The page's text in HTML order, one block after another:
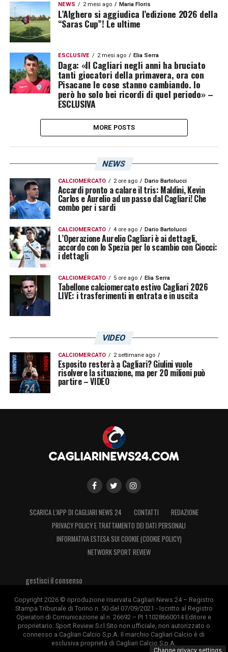
NEWS 2 mesi ago Maria Floris
L’Alghero si aggiudica l’edizione 2026 della
“Saras Cup”! Le ultime
ESCLUSIVE 2 mesi ago Elia Serra
Daga: «Il Cagliari negli anni ha bruciato
tanti giocatori della primavera, ora con
Pisacane le cose stanno cambiando. Io
però ho solo bei ricordi di quel periodo» –
ESCLUSIVA
MORE POSTS
NEWS
CALCIOMERCATO 2 ore ago Dario Bartolucci
Accardi pronto a calare il tris: Maldini, Kevin
Carlos e Aurelio ad un passo dal Cagliari! Che
combo per i sardi
CALCIOMERCATO 4 ore ago Dario Bartolucci
L’Operazione Aurelio Cagliari è ai dettagli,
accordo con lo Spezia per lo scambio con Ciocci:
i dettagli
CALCIOMERCATO 5 ore ago Elia Serra
Tabellone calciomercato estivo Cagliari 2026
LIVE: i trasferimenti in entrata e in uscita
VIDEO
CALCIOMERCATO 2 settimane ago
Esposito resterà a Cagliari? Giulini vuole
risolvere la situazione, ma per 20 milioni può
partire – VIDEO
SCARICA L’APP DI CAGLIARI NEWS 24 CONTATTI
REDAZIONE
PRIVACY POLICY E TRATTAMENTO DEI DATI PERSONALI
INFORMATIVA ESTESA SUI COOKIE (COOKIE POLICY)
NETWORK SPORT REVIEW
gestisci il consenso
Copyright 2026 © riproduzione riservata Cagliari News 24 – Registro
Stampa Tribunale di Torino n. 50 del 07/09/2021 - Iscritto al Registro
Operatori di Comunicazione al n. 26692 – PI 11028660014 Editore e
proprietario: Sport Review S.r.l Sito non ufficiale, non autorizzato o
connesso a Cagliari Calcio S.p.A. Il marchio Cagliari Calcio è di
esclusiva proprietà di Cagliari Calcio S.p.A.
Change privacy settings